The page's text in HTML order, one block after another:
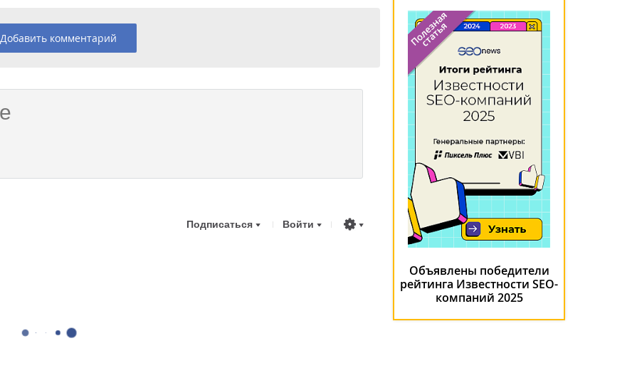
Добавить комментарий
Подписаться Войти
Объявлены победители
рейтинга Известности SEO-
компаний 2025